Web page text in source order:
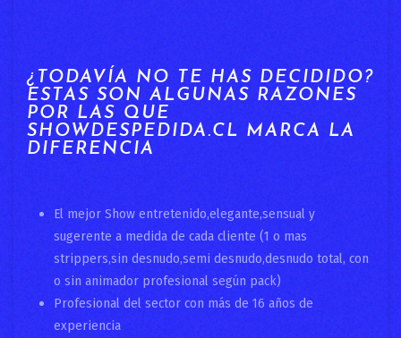
¿TODAVÍA NO TE HAS DECIDIDO?
ESTAS SON ALGUNAS RAZONES
POR LAS QUE
SHOWDESPEDIDA.CL MARCA LA
DIFERENCIA
El mejor Show entretenido,elegante,sensual y
sugerente a medida de cada cliente (1 o mas
strippers,sin desnudo,semi desnudo,desnudo total, con
o sin animador profesional según pack)
Profesional del sector con más de 16 años de
experiencia